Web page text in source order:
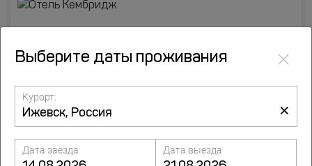
Выберите даты проживания ×
Курорт:
×
Дата заезда Дата выезда